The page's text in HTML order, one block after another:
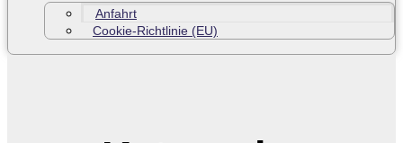
Anfahrt
Cookie-Richtlinie (EU)